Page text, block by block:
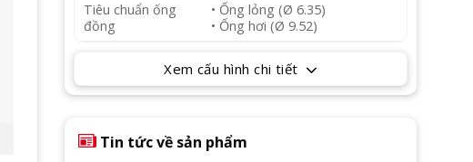
Tiêu chuẩn ống
đồng
• Ống lỏng (Ø 6.35)
• Ống hơi (Ø 9.52)
Xem cấu hình chi tiết
Tin tức về sản phẩm